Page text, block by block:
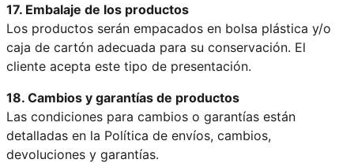
17. Embalaje de los productos
Los productos serán empacados en bolsa plástica y/o
caja de cartón adecuada para su conservación. El
cliente acepta este tipo de presentación.
18. Cambios y garantías de productos
Las condiciones para cambios o garantías están
detalladas en la Política de envíos, cambios,
devoluciones y garantías.